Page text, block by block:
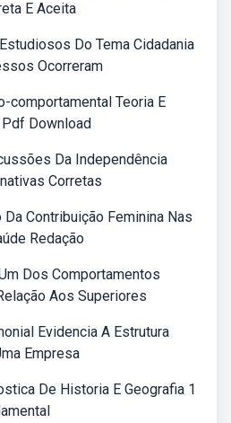
E Aceita
Do Tema Cidadania
Ocorreram
comportamental Teoria E
Download
Da Independência
Corretas
Contribuição Feminina Nas
Redação
Dos Comportamentos
Aos Superiores
Evidencia A Estrutura
Empresa
De Historia E Geografia 1